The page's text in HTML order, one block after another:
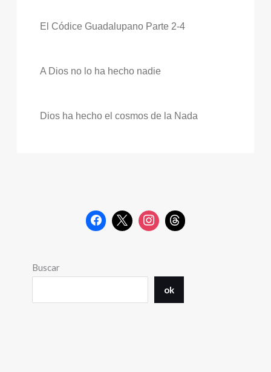
El Códice Guadalupano Parte 2-4
A Dios no lo ha hecho nadie
Dios ha hecho el cosmos de la Nada
Buscar
ok